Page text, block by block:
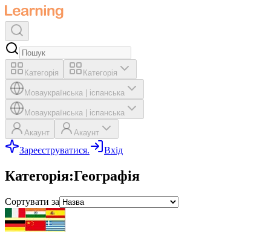
Категорія Категорія
Моваукраїнська іспанська
Моваукраїнська іспанська
Акаунт Акаунт
Зареєструватися. Вхід
Категорія:Географія
Сортувати за